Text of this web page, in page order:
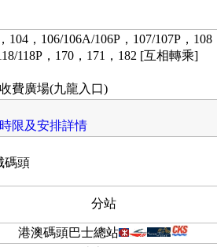
104，106/106A/106P，107/107P，108
118P，170，171，182 [互相轉乘]
費廣場(九龍入口)
限及安排詳情
碼頭
分站
港澳碼頭巴士總站